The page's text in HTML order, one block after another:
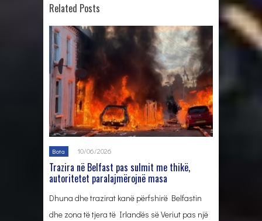
Related Posts
Bota 10/06/2026
Trazira në Belfast pas sulmit me thikë,
autoritetet paralajmërojnë masa
Dhuna dhe trazirat kanë përfshirë Belfastin
dhe zona të tjera të Irlandës së Veriut pas një